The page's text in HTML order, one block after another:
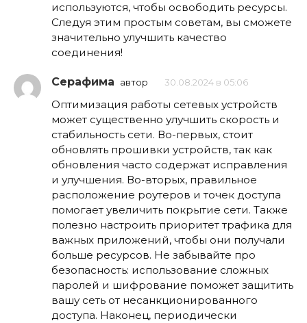
используются, чтобы освободить ресурсы.
Следуя этим простым советам, вы сможете
значительно улучшить качество
соединения!
Серафима автор 30.08.2024 в 05:06
Оптимизация работы сетевых устройств
может существенно улучшить скорость и
стабильность сети. Во-первых, стоит
обновлять прошивки устройств, так как
обновления часто содержат исправления
и улучшения. Во-вторых, правильное
расположение роутеров и точек доступа
помогает увеличить покрытие сети. Также
полезно настроить приоритет трафика для
важных приложений, чтобы они получали
больше ресурсов. Не забывайте про
безопасность: использование сложных
паролей и шифрование поможет защитить
вашу сеть от несанкционированного
доступа. Наконец, периодически